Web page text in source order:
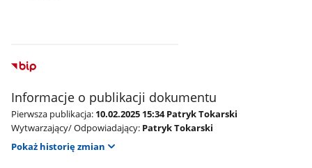
Informacje o publikacji dokumentu
Pierwsza publikacja: 10.02.2025 15:34 Patryk Tokarski
Wytwarzający/ Odpowiadający: Patryk Tokarski
Pokaż historię zmian